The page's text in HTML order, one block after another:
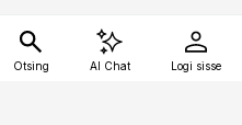
Otsing AI Chat Logi sisse